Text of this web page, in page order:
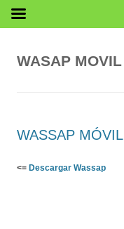
WASAP
WASSAP
<= Descargar Wassap